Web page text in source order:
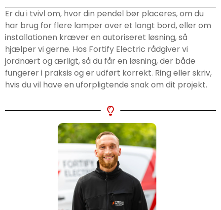
Er du i tvivl om, hvor din pendel bør placeres, om du
har brug for flere lamper over et langt bord, eller om
installationen kræver en autoriseret løsning, så
hjælper vi gerne. Hos Fortify Electric rådgiver vi
jordnært og ærligt, så du får en løsning, der både
fungerer i praksis og er udført korrekt. Ring eller skriv,
hvis du vil have en uforpligtende snak om dit projekt.